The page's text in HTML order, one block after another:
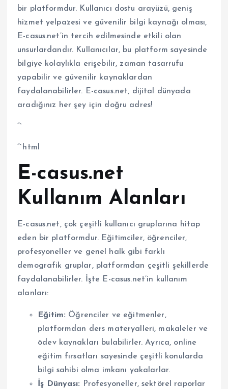
bir platformdur. Kullanıcı dostu arayüzü, geniş
hizmet yelpazesi ve güvenilir bilgi kaynağı olması,
E-casus.net’in tercih edilmesinde etkili olan
unsurlardandır. Kullanıcılar, bu platform sayesinde
bilgiye kolaylıkla erişebilir, zaman tasarrufu
yapabilir ve güvenilir kaynaklardan
faydalanabilirler. E-casus.net, dijital dünyada
aradığınız her şey için doğru adres!
“`
“`html
E-casus.net
Kullanım Alanları
E-casus.net, çok çeşitli kullanıcı gruplarına hitap
eden bir platformdur. Eğitimciler, öğrenciler,
profesyoneller ve genel halk gibi farklı
demografik gruplar, platformdan çeşitli şekillerde
faydalanabilirler. İşte E-casus.net’in kullanım
alanları:
Eğitim: Öğrenciler ve eğitmenler,
platformdan ders materyalleri, makaleler ve
ödev kaynakları bulabilirler. Ayrıca, online
eğitim fırsatları sayesinde çeşitli konularda
bilgi sahibi olma imkanı yakalarlar.
İş Dünyası:
Profesyoneller, sektörel raporlar